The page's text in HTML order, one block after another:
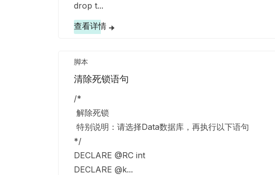
drop t...
查看详情
脚本
清除死锁语句
/*
解除死锁
特别说明：请选择Data数据库，再执行以下语句
*/
DECLARE @RC int
DECLARE @k...